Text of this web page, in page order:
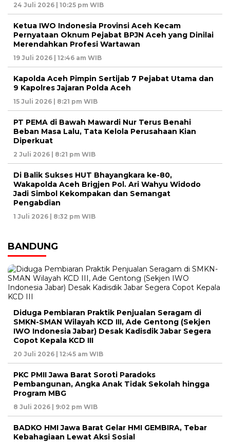
24 Juli 2026 | 10:25 pm WIB
Ketua IWO Indonesia Provinsi Aceh Kecam
Pernyataan Oknum Pejabat BPJN Aceh yang Dinilai
Merendahkan Profesi Wartawan
19 Juli 2026 | 12:46 am WIB
Kapolda Aceh Pimpin Sertijab 7 Pejabat Utama dan
9 Kapolres Jajaran Polda Aceh
15 Juli 2026 | 8:21 pm WIB
PT PEMA di Bawah Mawardi Nur Terus Benahi
Beban Masa Lalu, Tata Kelola Perusahaan Kian
Diperkuat
2 Juli 2026 | 8:21 pm WIB
Di Balik Sukses HUT Bhayangkara ke-80,
Wakapolda Aceh Brigjen Pol. Ari Wahyu Widodo
Jadi Simbol Kekompakan dan Semangat
Pengabdian
1 Juli 2026 | 8:32 pm WIB
BANDUNG
Diduga Pembiaran Praktik Penjualan Seragam di
SMKN-SMAN Wilayah KCD III, Ade Gentong (Sekjen
IWO Indonesia Jabar) Desak Kadisdik Jabar Segera
Copot Kepala KCD III
20 Juli 2026 | 12:45 am WIB
PKC PMII Jawa Barat Soroti Paradoks
Pembangunan, Angka Anak Tidak Sekolah hingga
Program MBG
8 Juli 2026 | 9:02 pm WIB
BADKO HMI Jawa Barat Gelar HMI GEMBIRA, Tebar
Kebahagiaan Lewat Aksi Sosial